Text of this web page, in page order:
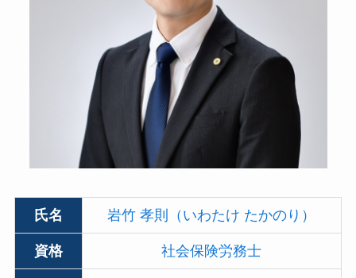
氏名 岩竹 孝則（いわたけ たかのり）
資格 社会保険労務士